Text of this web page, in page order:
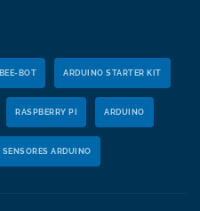
BEE-BOT ARDUINO STARTER KIT
RASPBERRY PI ARDUINO
SENSORES ARDUINO